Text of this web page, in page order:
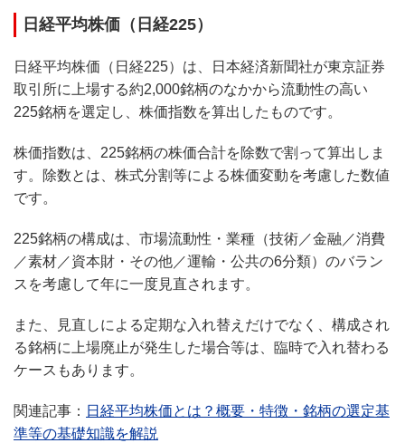
日経平均株価（日経225）
日経平均株価（日経225）は、日本経済新聞社が東京証券
取引所に上場する約2,000銘柄のなかから流動性の高い
225銘柄を選定し、株価指数を算出したものです。
株価指数は、225銘柄の株価合計を除数で割って算出しま
す。除数とは、株式分割等による株価変動を考慮した数値
です。
225銘柄の構成は、市場流動性・業種（技術／金融／消費
／素材／資本財・その他／運輸・公共の6分類）のバラン
スを考慮して年に一度見直されます。
また、見直しによる定期な入れ替えだけでなく、構成され
る銘柄に上場廃止が発生した場合等は、臨時で入れ替わる
ケースもあります。
関連記事： 日経平均株価とは？概要・特徴・銘柄の選定基
準等の基礎知識を解説